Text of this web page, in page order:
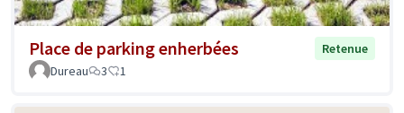
Place de parking enherbées
Retenue
Dureau
3 1